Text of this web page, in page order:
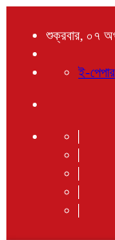
শুক্রবার, ০৭
ই-পেপার